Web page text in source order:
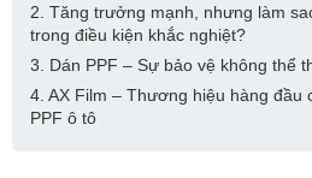
2. Tăng trưởng mạnh, nhưng làm
trong điều kiện khắc nghiệt?
3. Dán PPF – Sự bảo vệ không thể
4. AX Film – Thương hiệu hàng đầu
PPF ô tô